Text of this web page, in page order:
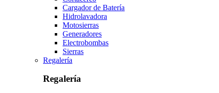
Cargador de Batería
Hidrolavadora
Motosierras
Generadores
Electrobombas
Sierras
Regalería
Regalería